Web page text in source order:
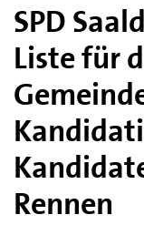
SPD
Liste für
Rennen